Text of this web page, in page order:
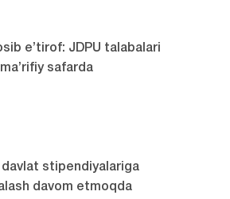
e’tirof: JDPU talabalari
safarda
davlat stipendiyalariga
davom etmoqda